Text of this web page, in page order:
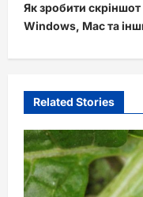
n
a
v
g
a
t
i
Як зробити
Windows, Mac та
Related Stories